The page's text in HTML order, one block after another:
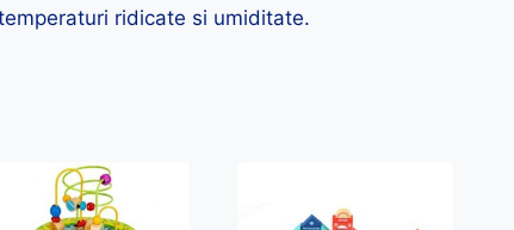
ridicate si umiditate.